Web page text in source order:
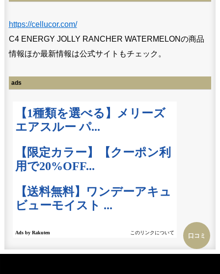
口コミ
https://cellucor.com/
C4 ENERGY JOLLY RANCHER WATERMELONの商品
情報ほか最新情報は公式サイトもチェック。
ads